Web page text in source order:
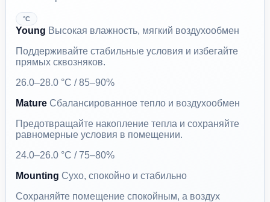
°C
Young Высокая влажность, мягкий воздухообмен
Поддерживайте стабильные условия и избегайте
прямых сквозняков.
26.0–28.0 °C / 85–90%
Mature Сбалансированное тепло и воздухообмен
Предотвращайте накопление тепла и сохраняйте
равномерные условия в помещении.
24.0–26.0 °C / 75–80%
Mounting Сухо, спокойно и стабильно
Сохраняйте помещение спокойным, а воздух